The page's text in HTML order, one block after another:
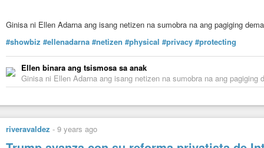
Ginisa ni Ellen Adarna ang isang netizen na sumobra na ang pagiging
#showbiz #ellenadarna #netizen #physical #privacy #protecting
Ellen binara ang tsismosa sa anak
Ginisa ni Ellen Adarna ang isang netizen na sumobra na ang pagiging
riveravaldez - 9 years ago